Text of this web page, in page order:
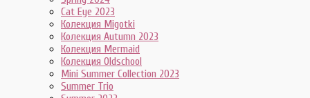
Cat Eye 2023
Колекция Migotki
Колекция Autumn 2023
Колекция Mermaid
Колекция Oldschool
Mini Summer Collection 2023
Summer Trio